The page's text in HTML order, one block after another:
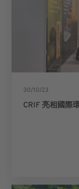
30/10/23
CRIF 亮相國際